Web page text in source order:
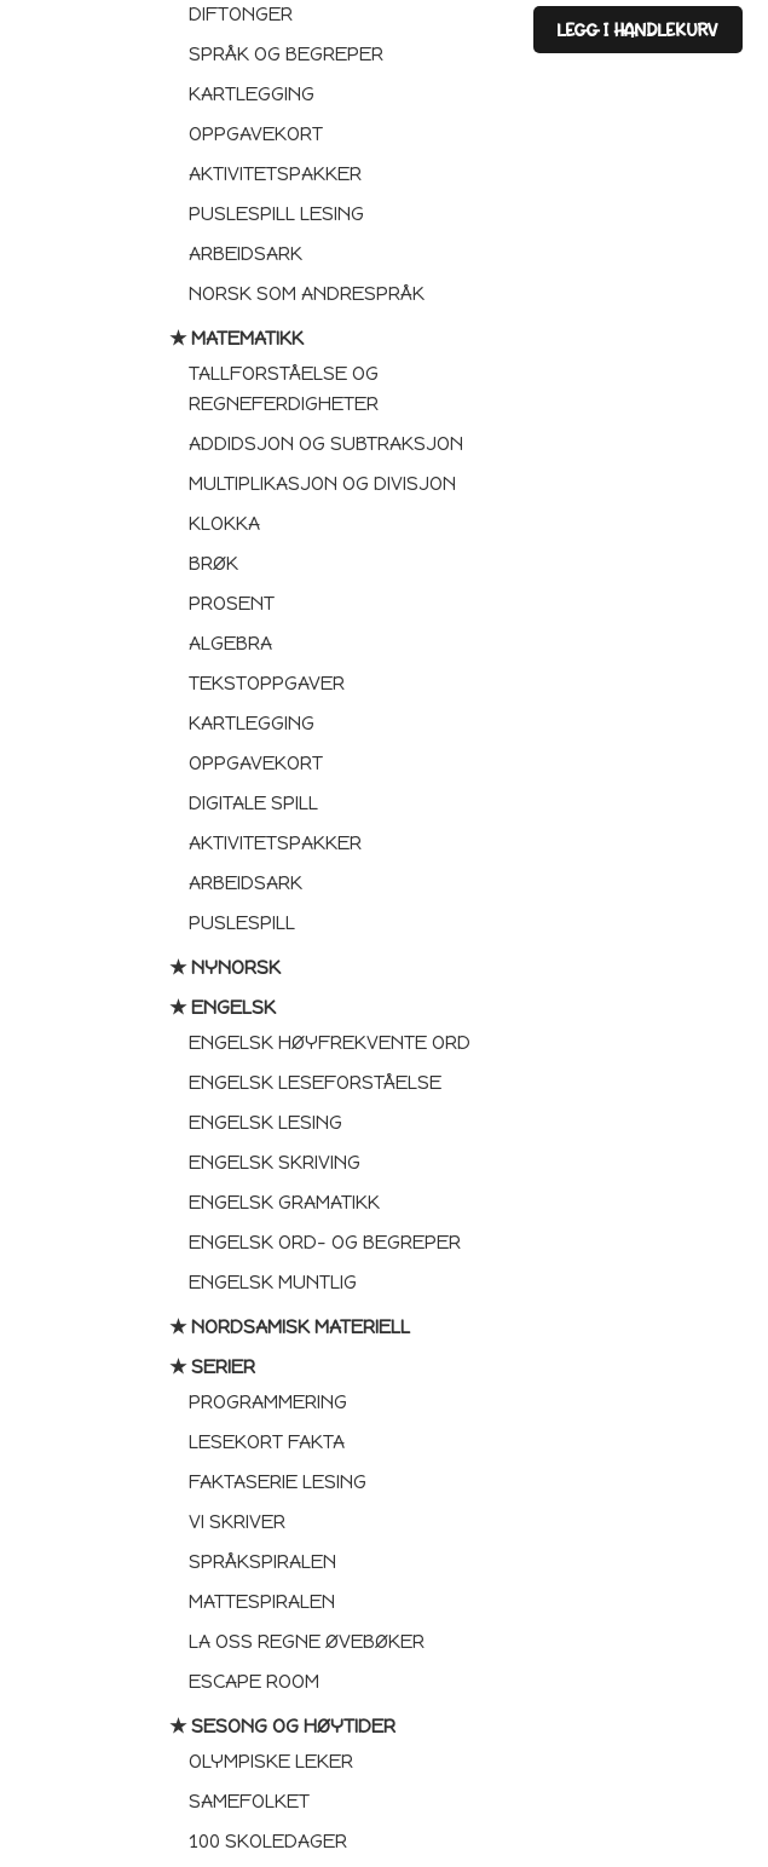
DIFTONGER
SPRÅK OG BEGREPER
KARTLEGGING
OPPGAVEKORT
AKTIVITETSPAKKER
PUSLESPILL LESING
ARBEIDSARK
NORSK SOM ANDRESPRÅK
★ MATEMATIKK
TALLFORSTÅELSE OG
REGNEFERDIGHETER
ADDIDSJON OG SUBTRAKSJON
MULTIPLIKASJON OG DIVISJON
KLOKKA
BRØK
PROSENT
ALGEBRA
TEKSTOPPGAVER
KARTLEGGING
OPPGAVEKORT
DIGITALE SPILL
AKTIVITETSPAKKER
ARBEIDSARK
PUSLESPILL
★ NYNORSK
★ ENGELSK
ENGELSK HØYFREKVENTE ORD
ENGELSK LESEFORSTÅELSE
ENGELSK LESING
ENGELSK SKRIVING
ENGELSK GRAMATIKK
ENGELSK ORD- OG BEGREPER
ENGELSK MUNTLIG
★ NORDSAMISK MATERIELL
★ SERIER
PROGRAMMERING
LESEKORT FAKTA
FAKTASERIE LESING
VI SKRIVER
SPRÅKSPIRALEN
MATTESPIRALEN
LA OSS REGNE ØVEBØKER
ESCAPE ROOM
★ SESONG OG HØYTIDER
OLYMPISKE LEKER
SAMEFOLKET
100 SKOLEDAGER
LEGG I HANDLEKURV
💛
💛
undervisningsmateriell rett i innboksen